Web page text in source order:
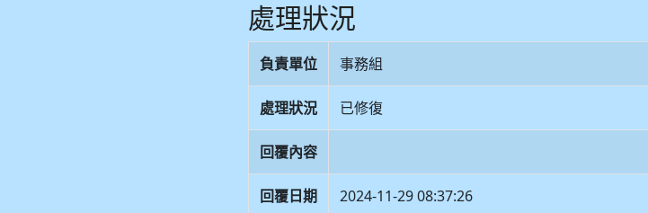
處理狀況
負責單位 事務組
處理狀況 已修復
回覆內容
回覆日期 2024-11-29 08:37:26